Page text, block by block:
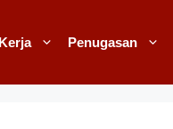
Penugasan